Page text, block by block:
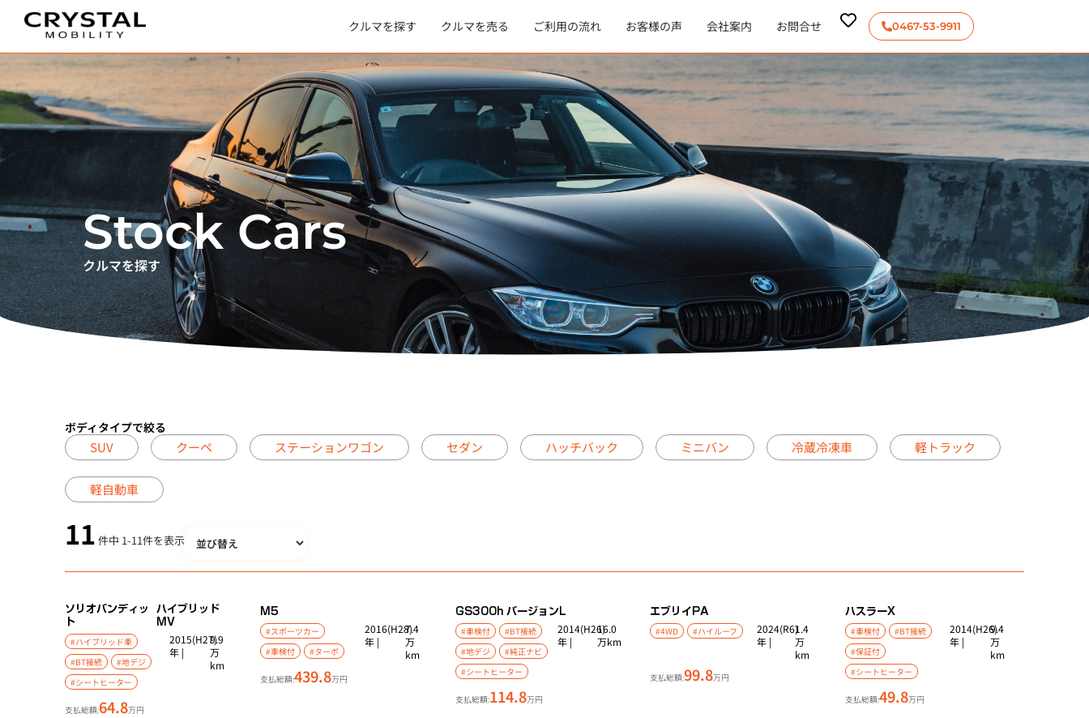
プ
クルマを探す クルマを売る ご利用の流れ お客様の声 会社案内 お問合せ 0467-53-9911
Stock Cars
クルマを探す
ボディタイプで絞る
SUV クーペ ステーションワゴン セダン ハッチバック ミニバン 冷蔵冷凍車 軽トラック
軽自動車
11 件中 1-11件を表示
ソリオバンディッ
ト
ハイブリッド
MV
#ハイブリッド車
#BT接続
#地デジ
#シートヒーター
2015(H27)
年 |
9.9
万
km
支払総額:64.8万円
M5
#スポーツカー
#車検付
#ターボ
2016(H28)
年 |
7.4
万
km
支払総額:439.8万円
GS300h バージョンL
#車検付
#BT接続
#地デジ
#純正ナビ
#シートヒーター
2014(H26)
年 |
16.0
万km
支払総額:114.8万円
エブリイ PA
#4WD #ハイルーフ
2024(R6)
年 |
1.4
万
km
支払総額:99.8万円
ハスラーX
#車検付
#BT接続
#保証付
#シートヒーター
2014(H26)
年 |
9.4
万
km
支払総額:49.8万円